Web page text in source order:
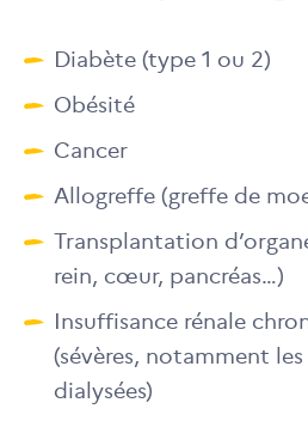
Diabète (type 1 ou 2)
Obésité
Cancer
Allogreffe (greffe de
Transplantation
rein, cœur, pancréas…)
Insuffisance rénale
(sévères, notamment
dialysées)